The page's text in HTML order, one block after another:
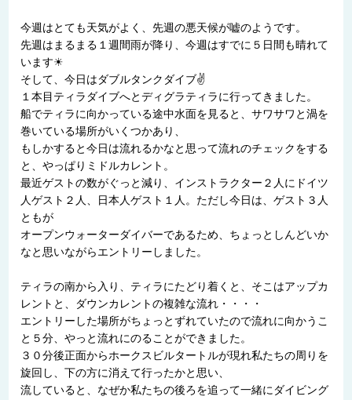
今週はとても天気がよく、先週の悪天候が嘘のようです。
先週はまるまる１週間雨が降り、今週はすでに５日間も晴れて
います☀
そして、今日はダブルタンクダイブ✌
１本目ティラダイブへとディグラティラに行ってきました。
船でティラに向かっている途中水面を見ると、サワサワと渦を
巻いている場所がいくつかあり、
もしかすると今日は流れるかなと思って流れのチェックをする
と、やっぱりミドルカレント。
最近ゲストの数がぐっと減り、インストラクター２人にドイツ
人ゲスト２人、日本人ゲスト１人。ただし今日は、ゲスト３人
ともが
オープンウォーターダイバーであるため、ちょっとしんどいか
なと思いながらエントリーしました。
ティラの南から入り、ティラにたどり着くと、そこはアップカ
レントと、ダウンカレントの複雑な流れ・・・・
エントリーした場所がちょっとずれていたので流れに向かうこ
と５分、やっと流れにのることができました。
３０分後正面からホークスビルタートルが現れ私たちの周りを
旋回し、下の方に消えて行ったかと思い、
流していると、なぜか私たちの後ろを追って一緒にダイビング